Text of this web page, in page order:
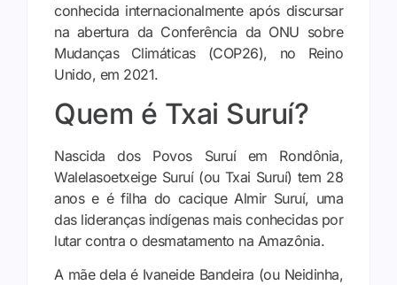
conhecida internacionalmente após discursar
na abertura da Conferência da ONU sobre
Mudanças Climáticas (COP26), no Reino
Unido, em 2021.
Quem é Txai Suruí?
Nascida dos Povos Suruí em Rondônia,
Walelasoetxeige Suruí (ou Txai Suruí) tem 28
anos e é filha do cacique Almir Suruí, uma
das lideranças indígenas mais conhecidas por
lutar contra o desmatamento na Amazônia.
A mãe dela é Ivaneide Bandeira (ou Neidinha,